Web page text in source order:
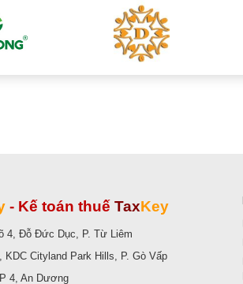
- Kế toán thuế TaxKey
4, Đỗ Đức Dục, P. Từ Liêm
KDC Cityland Park Hills, P. Gò Vấp
4, An Dương